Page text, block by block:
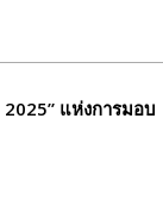
แห่งการมอบ